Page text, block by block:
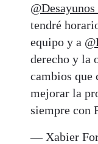
tendré
equipo y a
derecho y la
cambios que
mejorar la
siempre con
— Xabier